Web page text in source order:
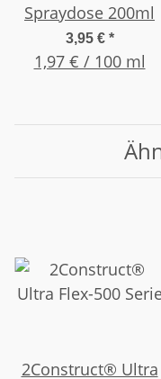
Spraydose 200ml
3,95 € *
1,97 € / 100 ml
2Construct® Ultra